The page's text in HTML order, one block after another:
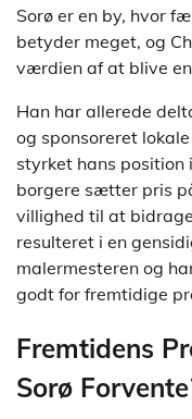
Sorø er en by, hvor
betyder meget, og
værdien af at blive
Han har allerede
og sponsoreret
styrket hans position
borgere sætter pris
villighed til at
resulteret i en
malermesteren og
godt for fremtidige
Fremtidens
Sorø